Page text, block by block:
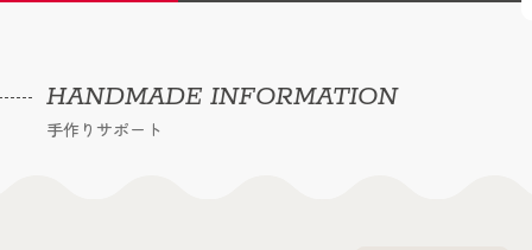
HANDMADE INFORMATION
手作りサポート